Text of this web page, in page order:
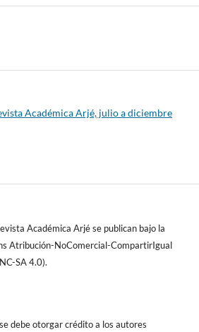
Académica Arjé, julio a diciembre
Académica Arjé se publican bajo la
Atribución-NoComercial-CompartirIgual
SA 4.0).
debe otorgar crédito a los autores